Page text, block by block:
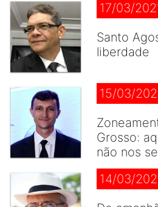
17/03/
Santo
liberdade
15/03/
Grosso:
não nos
14/03/